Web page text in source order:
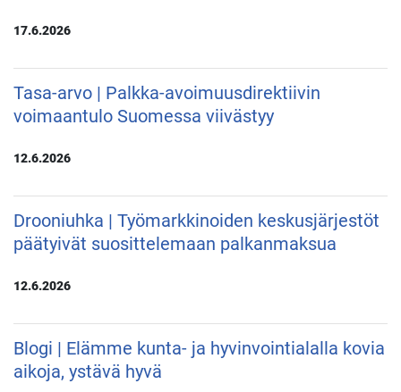
17.6.2026
Tasa-arvo | Palkka-avoimuusdirektiivin
voimaantulo Suomessa viivästyy
12.6.2026
Drooniuhka | Työmarkkinoiden keskusjärjestöt
päätyivät suosittelemaan palkanmaksua
12.6.2026
Blogi | Elämme kunta- ja hyvinvointialalla kovia
aikoja, ystävä hyvä